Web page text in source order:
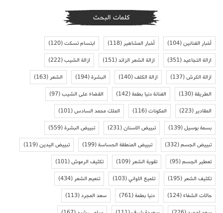
كلمات البحث
أخبار الفنانين(104) أخبار المشاهير(118) ابتسام تسكت(120)
ازالة التجاعيد(351) ازالة الشعر الزائد(151) ازالة الشيب(222)
ازالة الكرش(137) ازالة الكلف(140) البشرة(194) الشعر(163)
الطريقة(130) الفنانة دنيا بطمة(142) القضاء على الشيب(97)
المقادير(223) المكونات(116) الملك محمد السادس(101)
بسمة بوسيل(139) تبييض الاسنان(231) تبييض البشرة(559)
تبييض الجسم(332) تبييض المنطقة الحساسة(199) تبييض اليدين(119)
تعطير الجسم(95) تقوية الشعر(109) تكثيف الرموش(101)
تكثيف الشعر(195) تلميع الاواني(103) تنعيم الشعر(434)
حالات الشفاء(124) دنيا بطمة(761) سعد المجرد(113)